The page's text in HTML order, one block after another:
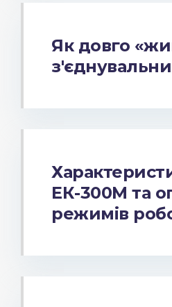
Як довго
ЕК-300М та
режимів